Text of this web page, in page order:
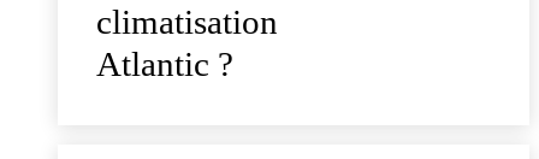
climatisation
Atlantic ?